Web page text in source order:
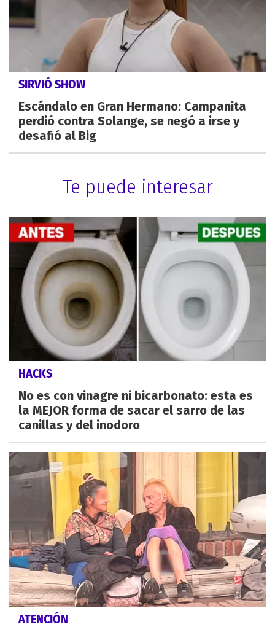
SIRVIÓ SHOW
Escándalo en Gran Hermano: Campanita
perdió contra Solange, se negó a irse y
desafió al Big
Te puede interesar
HACKS
No es con vinagre ni bicarbonato: esta es
la MEJOR forma de sacar el sarro de las
canillas y del inodoro
ATENCIÓN